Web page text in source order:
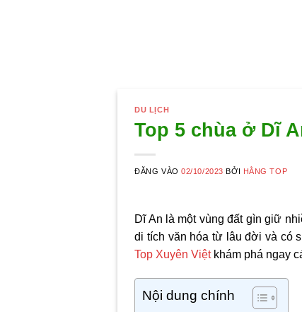
DU LỊCH
Top 5 chùa ở Dĩ
ĐĂNG VÀO02/10/2023 BỞI HẰNG TOP
Dĩ An là một vùng đất gìn giữ
di tích văn hóa từ lâu đời và có
Top Xuyên Việtkhám phá ngay
Nội dung chính